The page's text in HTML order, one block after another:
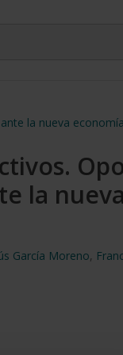
la nueva economía
la
García Moreno,